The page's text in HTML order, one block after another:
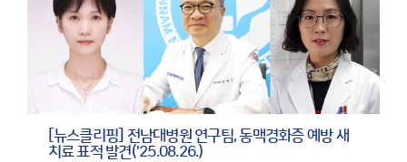
[뉴스클리핑] 전남대병원 연구팀, 동맥경화증 예방 새
치료 표적 발견('25.08.26.)